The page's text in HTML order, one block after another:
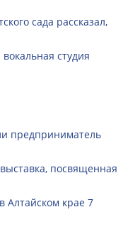
сада рассказал,
студия
предприниматель
посвященная
Алтайском крае 7